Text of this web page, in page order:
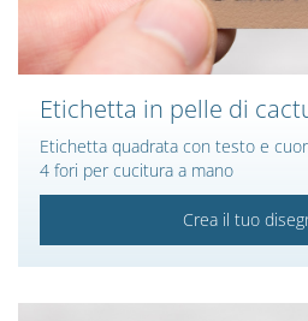
Etichetta in pelle di
Etichetta quadrata con testo e
4 fori per cucitura a mano
Crea il tuo